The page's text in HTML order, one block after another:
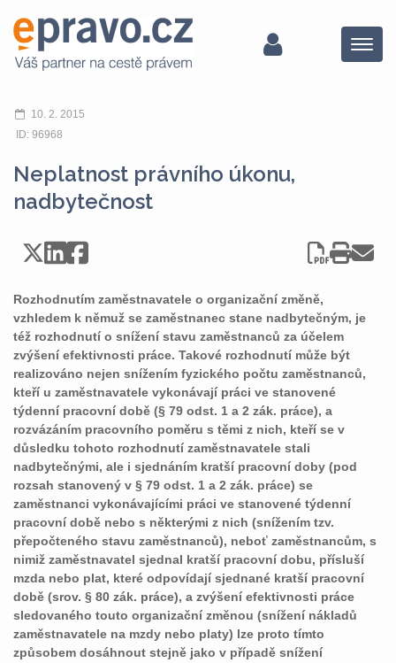
Menu
10. 2. 2015
ID: 96968
Neplatnost právního úkonu,
nadbytečnost
Rozhodnutím zaměstnavatele o organizační změně,
vzhledem k němuž se zaměstnanec stane nadbytečným, je
též rozhodnutí o snížení stavu zaměstnanců za účelem
zvýšení efektivnosti práce. Takové rozhodnutí může být
realizováno nejen snížením fyzického počtu zaměstnanců,
kteří u zaměstnavatele vykonávají práci ve stanovené
týdenní pracovní době (§ 79 odst. 1 a 2 zák. práce), a
rozvázáním pracovního poměru s těmi z nich, kteří se v
důsledku tohoto rozhodnutí zaměstnavatele stali
nadbytečnými, ale i sjednáním kratší pracovní doby (pod
rozsah stanovený v § 79 odst. 1 a 2 zák. práce) se
zaměstnanci vykonávajícími práci ve stanovené týdenní
pracovní době nebo s některými z nich (snížením tzv.
přepočteného stavu zaměstnanců), neboť zaměstnancům, s
nimiž zaměstnavatel sjednal kratší pracovní dobu, přísluší
mzda nebo plat, které odpovídají sjednané kratší pracovní
době (srov. § 80 zák. práce), a zvýšení efektivnosti práce
sledovaného touto organizační změnou (snížení nákladů
zaměstnavatele na mzdy nebo platy) lze proto tímto
způsobem dosáhnout stejně jako v případě snížení